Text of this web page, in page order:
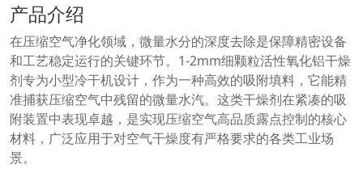
产品介绍
在压缩空气净化领域，微量水分的深度去除是保障精密设备
和工艺稳定运行的关键环节。1-2mm细颗粒活性氧化铝干燥
剂专为小型冷干机设计，作为一种高效的吸附填料，它能精
准捕获压缩空气中残留的微量水汽。这类干燥剂在紧凑的吸
附装置中表现卓越，是实现压缩空气高品质露点控制的核心
材料，广泛应用于对空气干燥度有严格要求的各类工业场
景。